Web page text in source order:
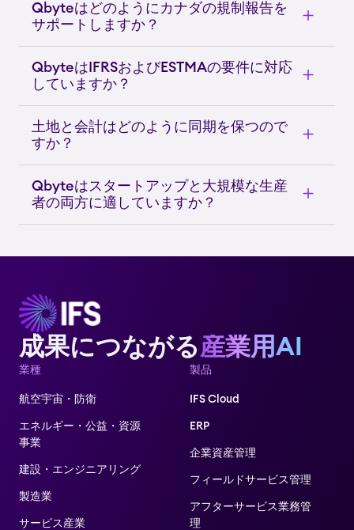
Qbyteはどのようにカナダの規制報告を
サポートしますか？
QbyteはIFRSおよびESTMAの要件に対応
していますか？
土地と会計はどのように同期を保つので
すか？
Qbyteはスタートアップと大規模な生産
者の両方に適していますか？
成果につながる産業用AI
業種
航空宇宙・防衛
エネルギー・公益・資源
事業
建設・エンジニアリング
製造業
サービス産業
製品
IFS Cloud
ERP
企業資産管理
フィールドサービス管理
アフターサービス業務管
理​